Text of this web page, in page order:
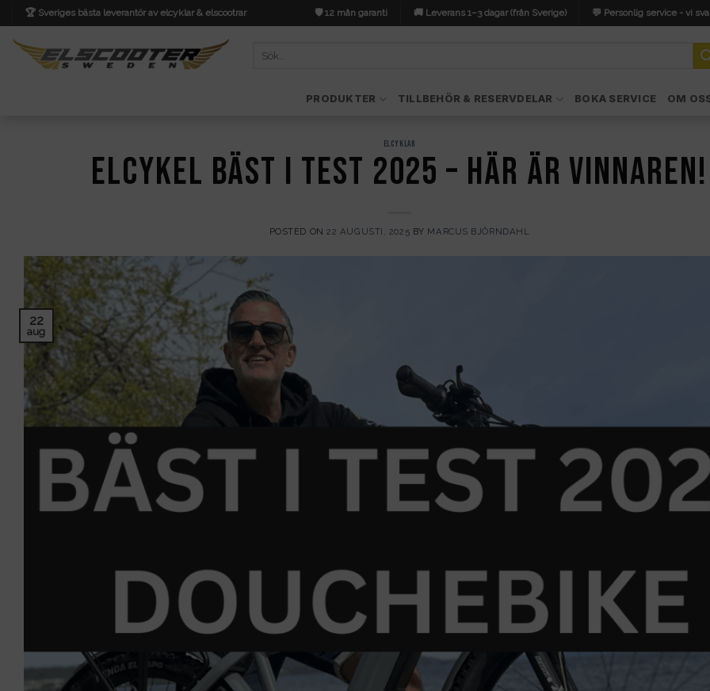
to
content
🏆 Sveriges bästa leverantör av elcyklar & elscootrar 🛡️ 12 mån garanti 🚚 Leverans 1–3 dagar (från Sverige) 💬 Personlig service - vi
PRODUKTER TILLBEHÖR & RESERVDELAR BOKA SERVICE OM
ELCYKLAR
Elcykel bäst i test 2025 – här är vinnaren!
POSTED ON22 AUGUSTI, 2025 BY MARCUS BJÖRNDAHL
22
aug